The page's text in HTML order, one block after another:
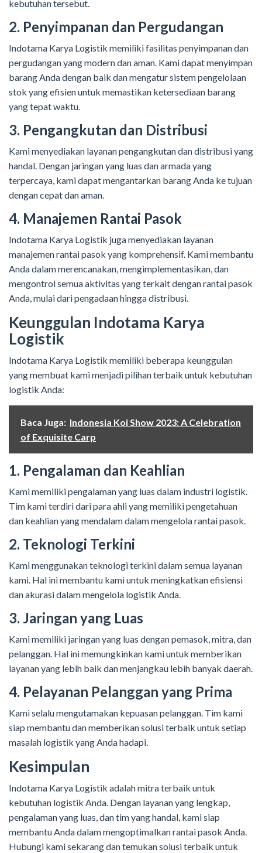
kebutuhan tersebut.
2. Penyimpanan dan Pergudangan
Indotama Karya Logistik memiliki fasilitas penyimpanan dan
pergudangan yang modern dan aman. Kami dapat menyimpan
barang Anda dengan baik dan mengatur sistem pengelolaan
stok yang efisien untuk memastikan ketersediaan barang
yang tepat waktu.
3. Pengangkutan dan Distribusi
Kami menyediakan layanan pengangkutan dan distribusi yang
handal. Dengan jaringan yang luas dan armada yang
terpercaya, kami dapat mengantarkan barang Anda ke tujuan
dengan cepat dan aman.
4. Manajemen Rantai Pasok
Indotama Karya Logistik juga menyediakan layanan
manajemen rantai pasok yang komprehensif. Kami membantu
Anda dalam merencanakan, mengimplementasikan, dan
mengontrol semua aktivitas yang terkait dengan rantai pasok
Anda, mulai dari pengadaan hingga distribusi.
Keunggulan Indotama Karya
Logistik
Indotama Karya Logistik memiliki beberapa keunggulan
yang membuat kami menjadi pilihan terbaik untuk kebutuhan
logistik Anda:
Baca Juga: Indonesia Koi Show 2023: A Celebration
of Exquisite Carp
1. Pengalaman dan Keahlian
Kami memiliki pengalaman yang luas dalam industri logistik.
Tim kami terdiri dari para ahli yang memiliki pengetahuan
dan keahlian yang mendalam dalam mengelola rantai pasok.
2. Teknologi Terkini
Kami menggunakan teknologi terkini dalam semua layanan
kami. Hal ini membantu kami untuk meningkatkan efisiensi
dan akurasi dalam mengelola logistik Anda.
3. Jaringan yang Luas
Kami memiliki jaringan yang luas dengan pemasok, mitra, dan
pelanggan. Hal ini memungkinkan kami untuk memberikan
layanan yang lebih baik dan menjangkau lebih banyak daerah.
4. Pelayanan Pelanggan yang Prima
Kami selalu mengutamakan kepuasan pelanggan. Tim kami
siap membantu dan memberikan solusi terbaik untuk setiap
masalah logistik yang Anda hadapi.
Kesimpulan
Indotama Karya Logistik adalah mitra terbaik untuk
kebutuhan logistik Anda. Dengan layanan yang lengkap,
pengalaman yang luas, dan tim yang handal, kami siap
membantu Anda dalam mengoptimalkan rantai pasok Anda.
Hubungi kami sekarang dan temukan solusi terbaik untuk